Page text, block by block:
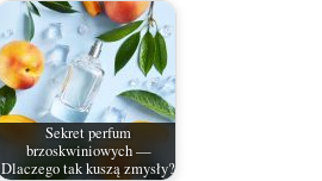
Sekret perfum
brzoskwiniowych —
Dlaczego tak kuszą zmysły?